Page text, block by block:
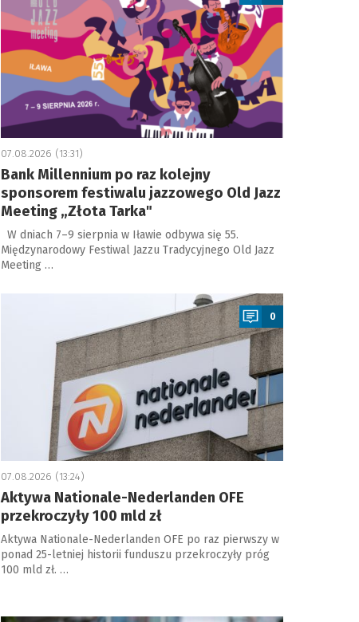
07.08.2026 (13:31)
Bank Millennium po raz kolejny
sponsorem festiwalu jazzowego Old Jazz
Meeting „Złota Tarka"
W dniach 7–9 sierpnia w Iławie odbywa się 55.
Międzynarodowy Festiwal Jazzu Tradycyjnego Old Jazz
Meeting …
0
07.08.2026 (13:24)
Aktywa Nationale-Nederlanden OFE
przekroczyły 100 mld zł
Aktywa Nationale-Nederlanden OFE po raz pierwszy w
ponad 25-letniej historii funduszu przekroczyły próg
100 mld zł. …
a